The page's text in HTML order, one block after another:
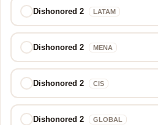
Dishonored 2 LATAM
Dishonored 2 MENA
Dishonored 2 CIS
Dishonored 2 GLOBAL